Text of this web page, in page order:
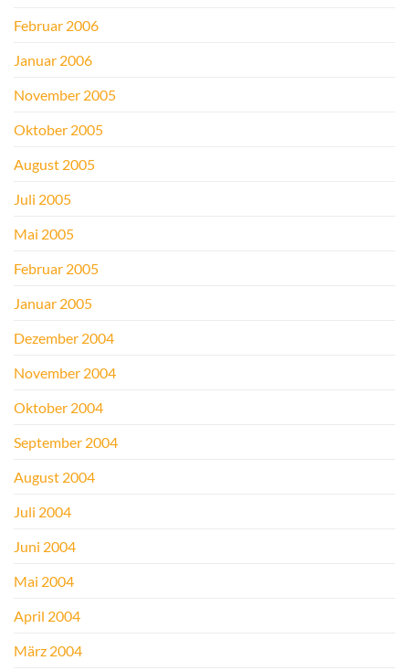
Februar 2006
Januar 2006
November 2005
Oktober 2005
August 2005
Juli 2005
Mai 2005
Februar 2005
Januar 2005
Dezember 2004
November 2004
Oktober 2004
September 2004
August 2004
Juli 2004
Juni 2004
Mai 2004
April 2004
März 2004